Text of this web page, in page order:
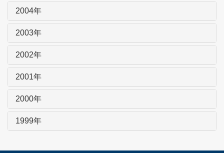
2004年
2003年
2002年
2001年
2000年
1999年